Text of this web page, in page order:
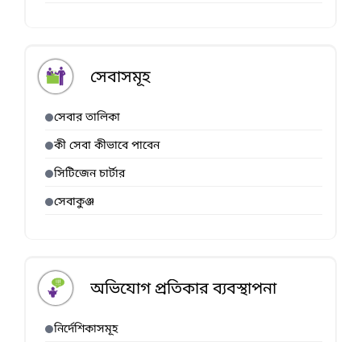
সেবাসমূহ
সেবার তালিকা
কী সেবা কীভাবে পাবেন
সিটিজেন চার্টার
সেবাকুঞ্জ
অভিযোগ প্রতিকার ব্যবস্থাপনা
নির্দেশিকাসমূহ